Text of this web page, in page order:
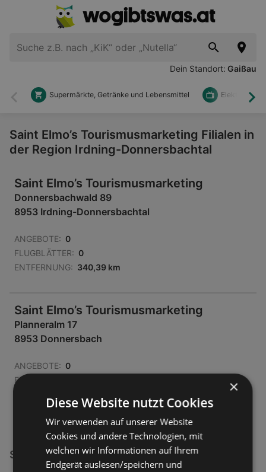
Dein Standort: Gaißau
Zurück
Supermärkte, Getränke und Lebensmittel Elektronik
Saint Elmo’s Tourismusmarketing Filialen in
der Region Irdning-Donnersbachtal
Saint Elmo’s Tourismusmarketing
Donnersbachwald 89
8953 Irdning-Donnersbachtal
ANGEBOTE: 0
FLUGBLÄTTER: 0
ENTFERNUNG: 340,39 km
Saint Elmo’s Tourismusmarketing
Planneralm 17
8953 Donnersbach
ANGEBOTE: 0
FLUGBLÄTTER:
Saint Elmo’s Tourismusmarketing Filialen in:
×
Diese Website nutzt Cookies
Wir verwenden auf unserer Website
Cookies und andere Technologien, mit
welchen wir Informationen auf Ihrem
Endgerät auslesen/speichern und